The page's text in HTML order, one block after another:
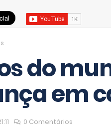
do
em
0 Comentários